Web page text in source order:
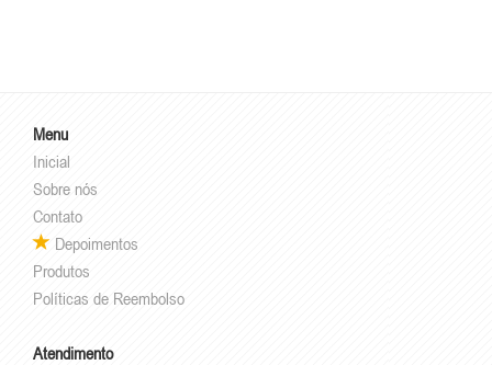
Menu
Inicial
Sobre nós
Contato
Depoimentos
Produtos
Políticas de Reembolso
Atendimento